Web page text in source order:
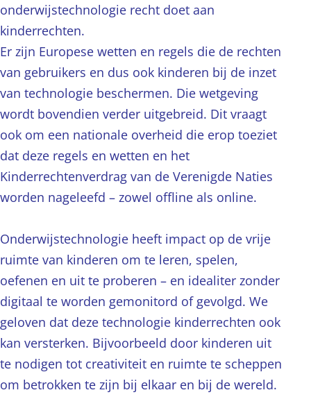
onderwijstechnologie recht doet aan
kinderrechten.
Er zijn Europese wetten en regels die de rechten
van gebruikers en dus ook kinderen bij de inzet
van technologie beschermen. Die wetgeving
wordt bovendien verder uitgebreid. Dit vraagt
ook om een nationale overheid die erop toeziet
dat deze regels en wetten en het
Kinderrechtenverdrag van de Verenigde Naties
worden nageleefd – zowel offline als online.
Onderwijstechnologie heeft impact op de vrije
ruimte van kinderen om te leren, spelen,
oefenen en uit te proberen – en idealiter zonder
digitaal te worden gemonitord of gevolgd. We
geloven dat deze technologie kinderrechten ook
kan versterken. Bijvoorbeeld door kinderen uit
te nodigen tot creativiteit en ruimte te scheppen
om betrokken te zijn bij elkaar en bij de wereld.